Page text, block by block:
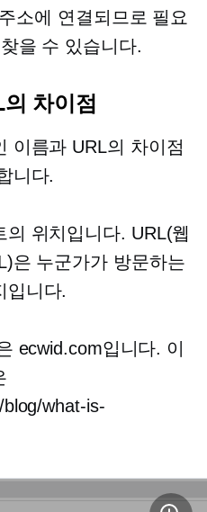
소에 연결되므로 필요
을 수 있습니다.
차이점
이름과 URL의 차이점
니다.
위치입니다. URL(웹
은 누군가가 방문하는
입니다.
ecwid.com입니다. 이
what-is-